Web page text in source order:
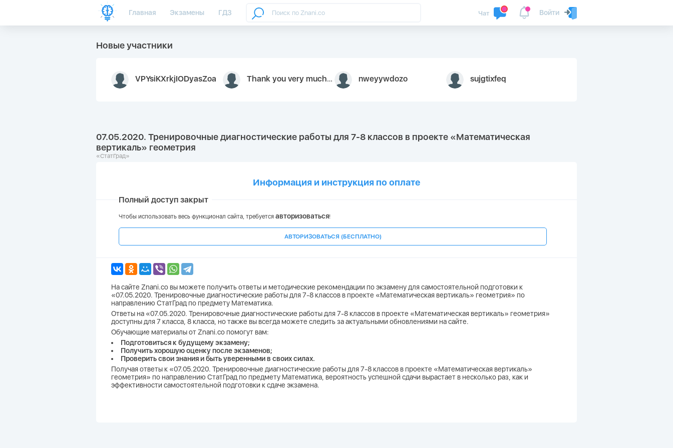
Главная Экзамены ГДЗ Войти
Чат
Новые участники
VPYsiKXrkjIODyasZoa Thank you very much for your inquiry We appreciate you 9126052 https://youtube.com faceapple ! nweyywdozo sujgtixfeq
07.05.2020. Тренировочные диагностические работы для 7-8 классов в проекте «Математическая
вертикаль» геометрия
«СтатГрад»
Информация и инструкция по оплате
Полный доступ закрыт
Чтобы использовать весь функционал сайта, требуется авторизоваться!
АВТОРИЗОВАТЬСЯ (БЕСПЛАТНО)
На сайте Znani.co вы можете получить ответы и методические рекомендации по экзамену для самостоятельной подготовки к
«07.05.2020. Тренировочные диагностические работы для 7-8 классов в проекте «Математическая вертикаль» геометрия» по
направлению СтатГрад по предмету Математика.
Ответы на «07.05.2020. Тренировочные диагностические работы для 7-8 классов в проекте «Математическая вертикаль» геометрия»
доступны для 7 класса, 8 класса, но также вы всегда можете следить за актуальными обновлениями на сайте.
Обучающие материалы от Znani.co помогут вам:
Подготовиться к будущему экзамену;
Получить хорошую оценку после экзаменов;
Проверить свои знания и быть уверенными в своих силах.
Получая ответы к «07.05.2020. Тренировочные диагностические работы для 7-8 классов в проекте «Математическая вертикаль»
геометрия» по направлению СтатГрад по предмету Математика, вероятность успешной сдачи вырастает в несколько раз, как и
эффективности самостоятельной подготовки к сдаче экзамена.